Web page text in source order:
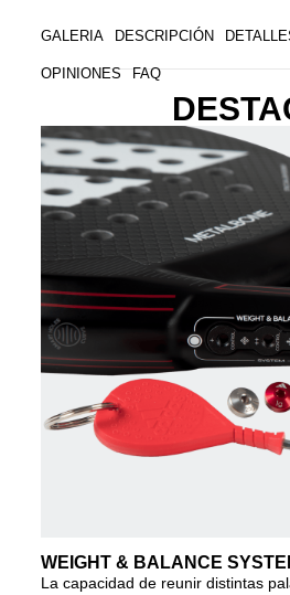
GALERIA DESCRIPCIÓN
OPINIONES FAQ
WEIGHT & BALANCE
La capacidad de reunir distintas